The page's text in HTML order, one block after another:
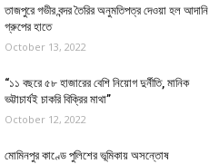
তাজপুরে গভীর বন্দর তৈরির অনুমতিপত্র দেওয়া হল আদানি
গ্রুপের হাতে
October 13, 2022
“১১ বছরে ৫৮ হাজারের বেশি নিয়োগ দুর্নীতি, মানিক
ভট্টাচার্যই চাকরি বিক্রির মাথা”
October 12, 2022
মোমিনপুর কাণ্ডে পুলিশের ভূমিকায় অসন্তোষ